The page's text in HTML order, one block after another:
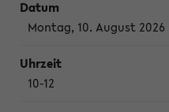
Montag, 10. August 2026
10-12